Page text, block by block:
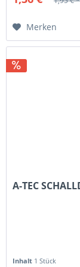
Merken
A-TEC
Inhalt 1 Stück